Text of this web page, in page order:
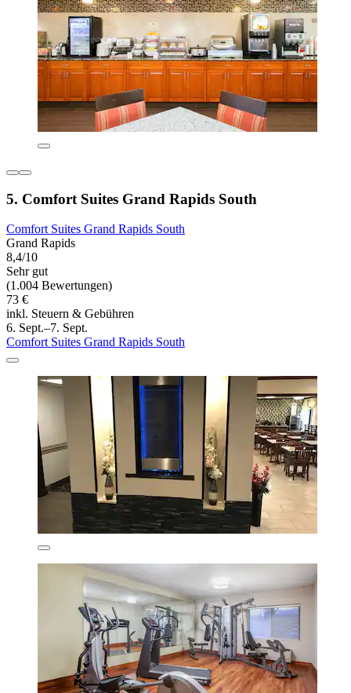
5. Comfort Suites Grand Rapids South
Comfort Suites Grand Rapids South
Grand Rapids
8,4/10
Sehr gut
(1.004 Bewertungen)
73 €
inkl. Steuern & Gebühren
6. Sept.–7. Sept.
Comfort Suites Grand Rapids South